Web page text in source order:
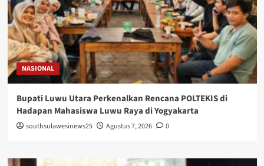
NASIONAL
Bupati Luwu Utara Perkenalkan Rencana POLTEKIS di
Hadapan Mahasiswa Luwu Raya di Yogyakarta
southsulawesinews25 Agustus 7, 2026 0